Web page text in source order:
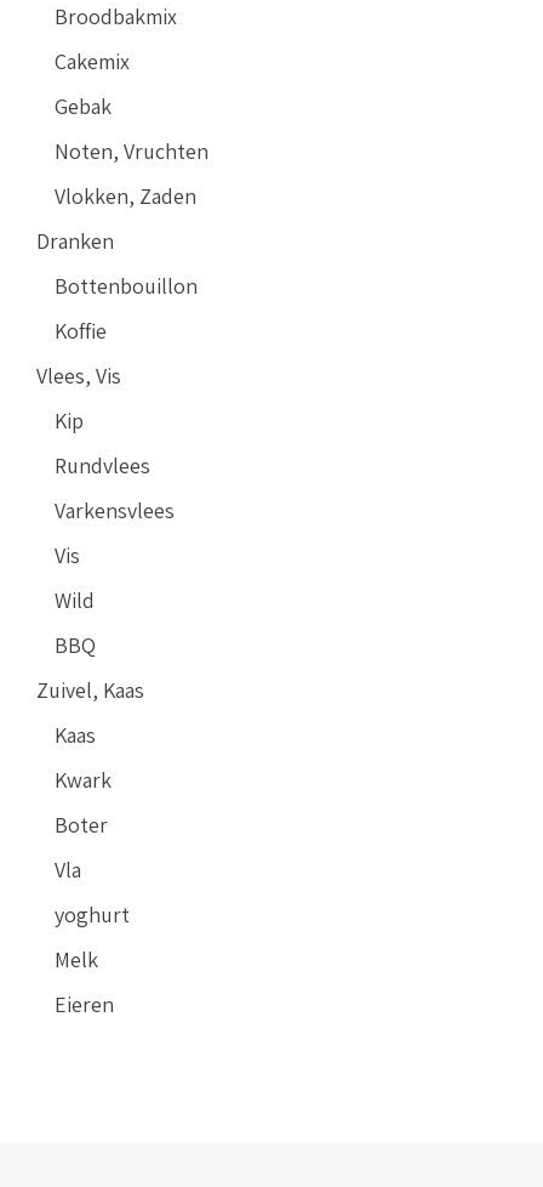
Broodbakmix
Cakemix
Gebak
Noten, Vruchten
Vlokken, Zaden
Dranken
Bottenbouillon
Koffie
Vlees, Vis
Kip
Rundvlees
Varkensvlees
Vis
Wild
BBQ
Zuivel, Kaas
Kaas
Kwark
Boter
Vla
yoghurt
Melk
Eieren